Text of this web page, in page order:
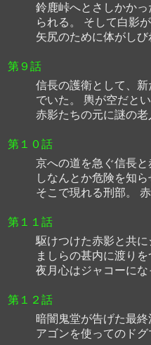
鈴鹿峠へとさしかか
られる。 そして白影
矢尻のために体がし
第９話
信長の護衛として、
でいた。 輿が空だと
赤影たちの元に謎の
第１０話
京への道を急ぐ信長
しなんとか危険を知
そこで現れる刑部。
第１１話
駆けつけた赤影と共
ましらの甚内に渡り
夜月心はジャコーに
第１２話
暗闇鬼堂が告げた最
アゴンを使ってのド